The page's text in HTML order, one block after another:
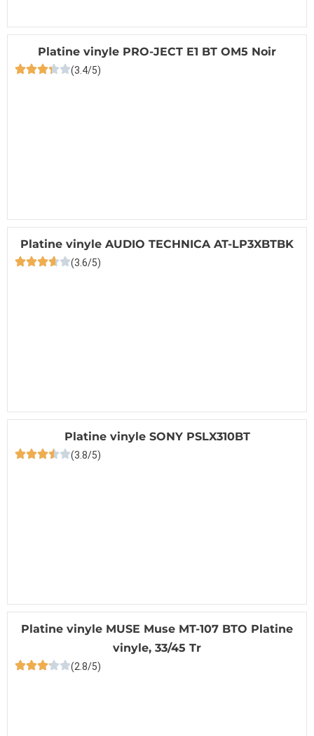
Platine vinyle PRO-JECT E1 BT OM5 Noir
(3.4/5)
Platine vinyle AUDIO TECHNICA AT-LP3XBTBK
(3.6/5)
Platine vinyle SONY PSLX310BT
(3.8/5)
Platine vinyle MUSE Muse MT-107 BTO Platine
vinyle, 33/45 Tr
(2.8/5)